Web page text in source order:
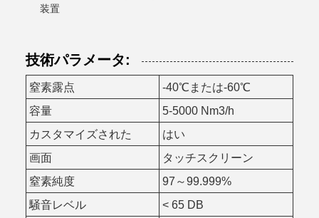
装置
技術パラメータ:
窒素露点
-40℃または-60℃
容量
5-5000 Nm3/h
カスタマイズされた
はい
画面
タッチスクリーン
窒素純度
97～99.999%
騒音レベル
< 65 DB